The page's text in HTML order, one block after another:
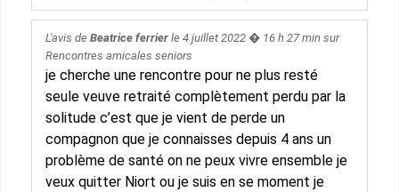
L'avis de Beatrice ferrierle 4 juillet 2022� 16 h 27 min sur
Rencontres amicales seniors
je cherche une rencontre pour ne plus resté
seule veuve retraité complètement perdu par la
solitude c’est que je vient de perde un
compagnon que je connaisses depuis 4 ans un
problème de santé on ne peux vivre ensemble je
veux quitter Niort ou je suis en se moment je